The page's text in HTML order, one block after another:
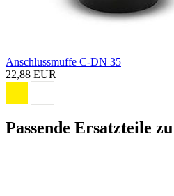
Anschlussmuffe C-DN 35
22,88 EUR
Passende Ersatzteile